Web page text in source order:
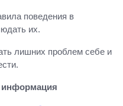
поведения в
их.
лишних проблем себе и